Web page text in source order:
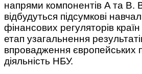
напрями компонентів A та B.
відбудуться підсумкові
фінансових регуляторів
етап узагальнення
впровадження європейських
діяльність НБУ.